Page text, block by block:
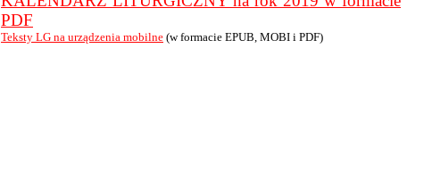
PDF
Teksty LG na urządzenia mobilne (w formacie EPUB, MOBI i PDF)